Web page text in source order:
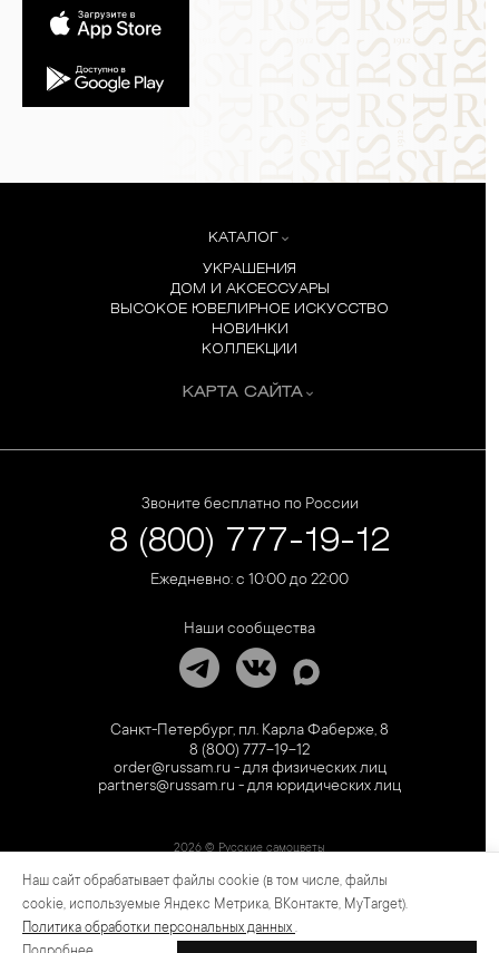
КАТАЛОГ
УКРАШЕНИЯ
ДОМ И АКСЕССУАРЫ
ВЫСОКОЕ ЮВЕЛИРНОЕ ИСКУССТВО
НОВИНКИ
КОЛЛЕКЦИИ
КАРТА САЙТА
Звоните бесплатно по России
8 (800) 777-19-12
Ежедневно: с 10:00 до 22:00
Наши сообщества
Санкт-Петербург, пл. Карла Фаберже, 8
8 (800) 777-19-12
order@russam.ru - для физических лиц
partners@russam.ru - для юридических лиц
2026 © Русские самоцветы
Предложение не является публичной офертой. Цены на сайте и в розничной сети
могут отличаться. Информация на сайте о товаре носит рекламный характер и
расценивается как приглашение делать оферты на основании п.1 ст. 437
Гражданского кодекса РФ.
Наш сайт обрабатывает файлы cookie (в том числе, файлы
cookie, используемые Яндекс Метрика, ВКонтакте, MyTarget).
Политика обработки персональных данных .